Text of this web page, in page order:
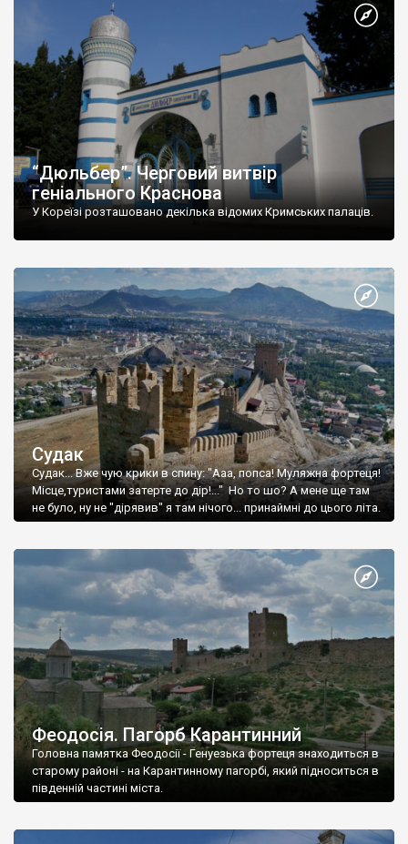
“Дюльбер”. Черговий витвір
геніального Краснова
У Кореїзі розташовано декілька відомих Кримських палаців.
Судак
Судак... Вже чую крики в спину: "Ааа, попса! Муляжна фортеця!
Місце,туристами затерте до дір!..." Но то шо? А мене ще там
не було, ну не "дірявив" я там нічого... принаймні до цього літа.
Феодосія. Пагорб Карантинний
Головна памятка Феодосії - Генуезька фортеця знаходиться в
старому районі - на Карантинному пагорбі, який підноситься в
південній частині міста.